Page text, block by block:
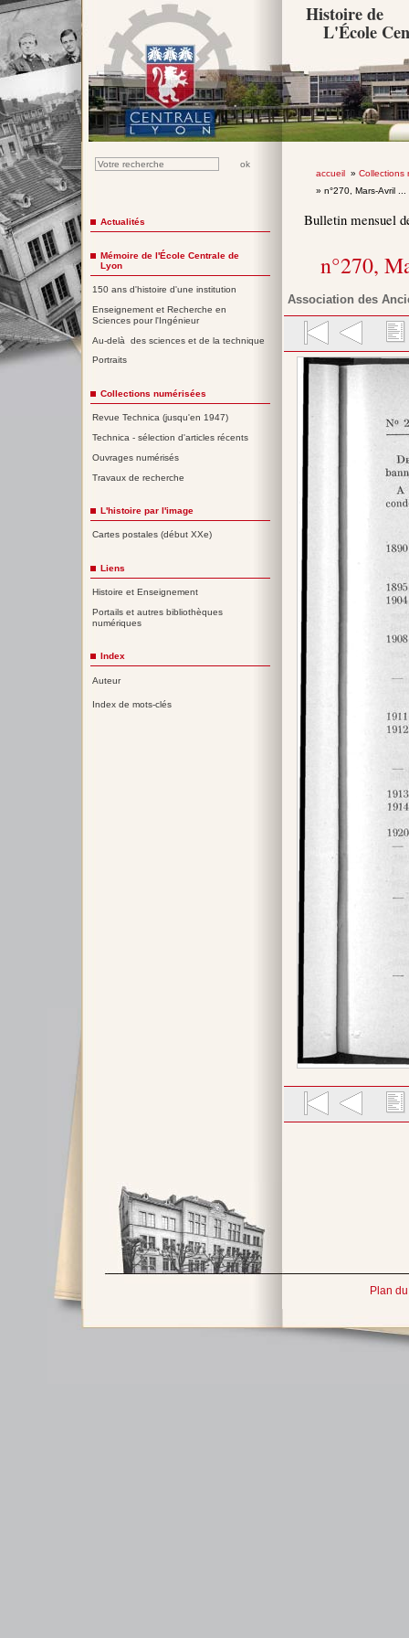
Histoire de
L'École
accueil» Collections
» n°270, Mars-Avril ...
Bulletin mensuel
n°270,
Association des
Actualités
Mémoire de l'École Centrale de
Lyon
150 ans d'histoire d'une institution
Enseignement et Recherche en
Sciences pour l'Ingénieur
Au-delà des sciences et de la technique
Portraits
Collections numérisées
Revue Technica (jusqu'en 1947)
Technica - sélection d'articles récents
Ouvrages numérisés
Travaux de recherche
L'histoire par l'image
Cartes postales (début XXe)
Liens
Histoire et Enseignement
Portails et autres bibliothèques
numériques
Index
Auteur
Index de mots-clés
Plan